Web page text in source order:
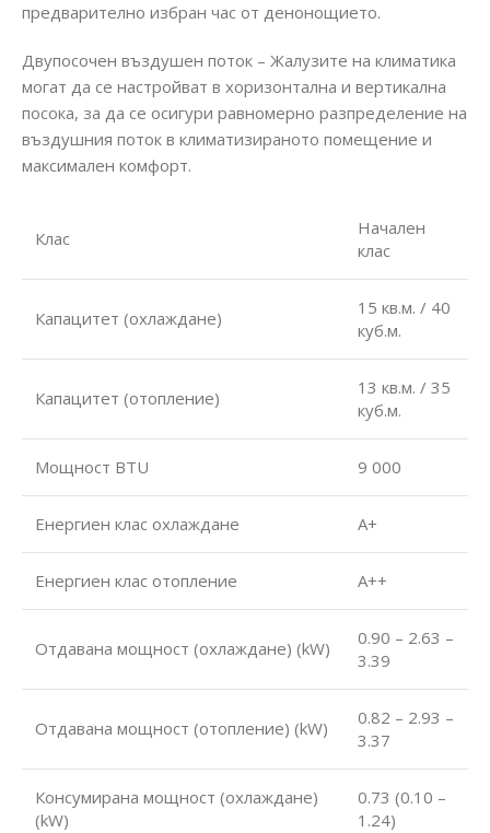
предварително избран час от денонощието.
Двупосочен въздушен поток – Жалузите на климатика
могат да се настройват в хоризонтална и вертикална
посока, за да се осигури равномерно разпределение на
въздушния поток в климатизираното помещение и
максимален комфорт.
Клас
Начален
клас
Капацитет (охлаждане)
15 кв.м. / 40
куб.м.
Капацитет (отопление)
13 кв.м. / 35
куб.м.
Мощност BTU 9 000
Енергиен клас охлаждане А+
Енергиен клас отопление А++
Отдавана мощност (охлаждане) (kW)
0.90 – 2.63 –
3.39
Отдавана мощност (отопление) (kW)
0.82 – 2.93 –
3.37
Консумирана мощност (охлаждане)
(kW)
0.73 (0.10 –
1.24)